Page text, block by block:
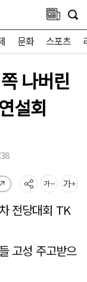
문화 스포츠
나버린
설회
전당대회 TK
고성 주고받으